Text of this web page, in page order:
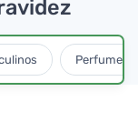
Perfumes